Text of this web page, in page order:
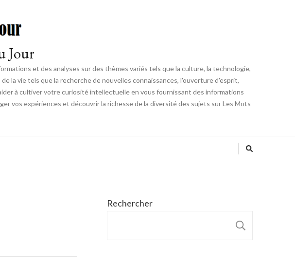
Jour
et des analyses sur des thèmes variés tels que la culture, la technologie,
la vie tels que la recherche de nouvelles connaissances, l'ouverture d'esprit,
à cultiver votre curiosité intellectuelle en vous fournissant des informations
vos expériences et découvrir la richesse de la diversité des sujets sur Les Mots
Rechercher